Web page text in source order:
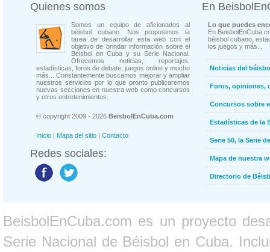
Quienes somos
Somos un equipo de aficionados al
béisbol cubano. Nos propusimos la
tarea de desarrollar esta web con el
objetivo de brindar información sobre el
Béisbol en Cuba y su Serie Nacional.
Ofrecemos noticias, reportajes,
estadísticas, foros de debate, juegos online y mucho
más... Constantemente buscamos mejorar y ampliar
nuestros servicios por lo que pronto publicaremos
nuevas secciones en nuestra web como concursos
y otros entretenimientos.
© copyright 2009 - 2026 BeisbolEnCuba.com
Inicio | Mapa del sitio | Contacto
Redes sociales:
En
Lo que puedes
En
béisbol cubano,
los juegos y más...
Noticias del
Foros, opiniones,
Concursos sobre
Estadísticas de la
Serie 50, la Serie
Mapa de nuestra
Directorio de
BeisbolEnCuba.com es un proyecto
Serie Nacional de Béisbol en Cuba.